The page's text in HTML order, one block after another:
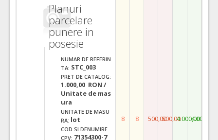
Planuri
parcelare
punere in
posesie
NUMAR DE REFERIN
TA: STC_003
PRET DE CATALOG:
1.000,00 RON /
Unitate de mas
ura
UNITATE DE MASU
RA: lot
COD SI DENUMIRE
CPV: 71354300-7
8 8 500,00500,004.000,004.000,00